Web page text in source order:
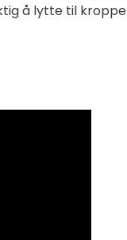
å lytte til